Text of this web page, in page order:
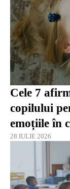
Cele 7
copilului
emoțiile în
28 IULIE 2026